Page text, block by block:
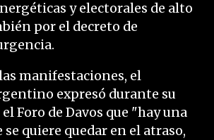
y electorales de alto
por el decreto de
manifestaciones, el
expresó durante su
Foro de Davos que "hay una
quiere quedar en el atraso,